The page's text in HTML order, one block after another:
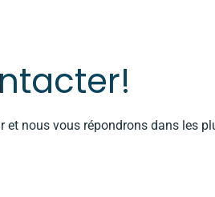
nous vous répondrons dans les